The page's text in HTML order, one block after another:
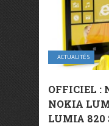
ACTUALITÉS
OFFICIEL :
NOKIA
LUMIA 820